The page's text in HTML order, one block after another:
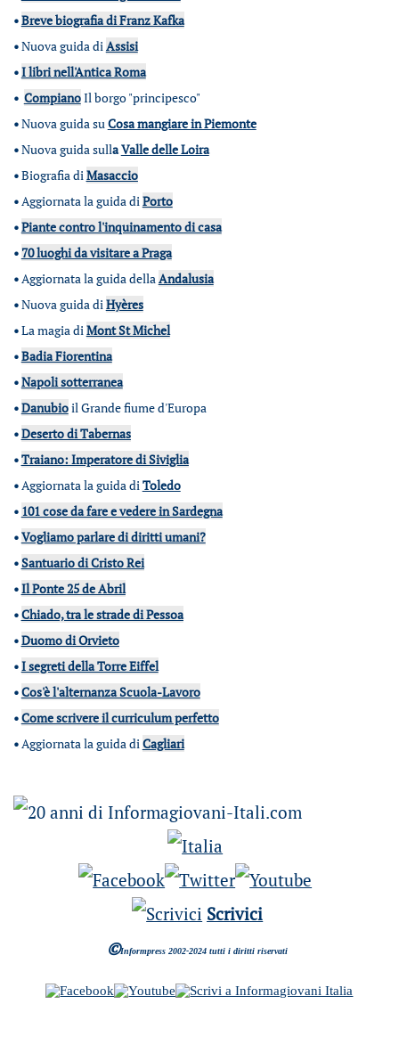
•Breve biografia di Franz Kafka
•Nuova guida diAssisi
•I libri nell'Antica Roma
• CompianoIl borgo "principesco"
•Nuova guida suCosa mangiare in Piemonte
•Nuova guida sullaValle delle Loira
•Biografia diMasaccio
•Aggiornata la guida diPorto
•Piante contro l'inquinamento di casa
• 70 luoghi da visitare a Praga
•Aggiornata la guida dellaAndalusia
•Nuova guida diHyères
•La magia diMont St Michel
•Badia Fiorentina
•Napoli sotterranea
•Danubioil Grande fiume d'Europa
•Deserto di Tabernas
•Traiano: Imperatore di Siviglia
•Aggiornata la guida diToledo
• 101 cose da fare e vedere in Sardegna
•Vogliamo parlare di diritti umani?
•Santuario di Cristo Rei
•Il Ponte 25 de Abril
•Chiado, tra le strade di Pessoa
•Duomo di Orvieto
•I segreti della Torre Eiffel
•Cos'è l'alternanza Scuola-Lavoro
•Come scrivere il curriculum perfetto
•Aggiornata la guida diCagliari
Scrivici
©Informpress 2002-2024 tutti i diritti riservati